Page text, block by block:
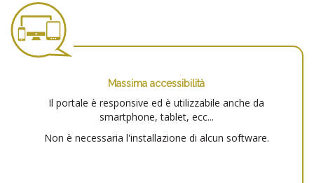
Massima accessibilità
Il portale è responsive ed è utilizzabile anche da
smartphone, tablet, ecc...
Non è necessaria l'installazione di alcun software.